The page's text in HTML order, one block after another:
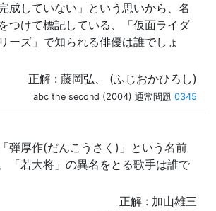
成していない」という思いから、名
つけて標記している、「仮面ライダ
ーズ」で知られる俳優は誰でしょ
正解 : 藤岡弘、 (ふじおかひろし)
abc the second (2004) 通常問題 0345
弾厚作(だんこうさく)」という名前
「若大将」の異名をとる歌手は誰で
正解 : 加山雄三